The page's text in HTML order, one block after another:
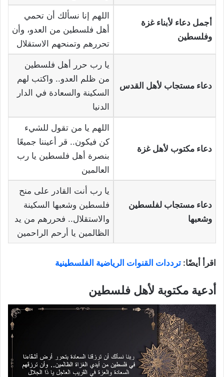
أجمل دعاء لأبناء غزة
وفلسطين
اللهم إنا نسألك أن تحمي
أهل فلسطين من العدو، وأن
تحررهم وتمنحهم الاستقلال
دعاء مستجاب لأهل القدس
يا رب حرر أهل فلسطين
من ظلم العدو.. واكتب لهم
السكينة والسعادة في الدار
الدنيا
دعاء مكتوب لأهل غزة
اللهم يا من تقول للشيء
كن فيكون.. قر أعيننا جميعًا
بنصرة أهل فلسطين يا رب
العالمين
دعاء مستجاب لفلسطين
وشعبها
يا رب أنت القادر على منح
فلسطين وشعبها السكينة
والاستقلال.. فحررهم من يد
الظالمين يا أرحم الراحمين
اقرأ أيضًا: ترددات القنوات الرياضية الفلسطينية
أدعية مكتوبة لأهل فلسطين